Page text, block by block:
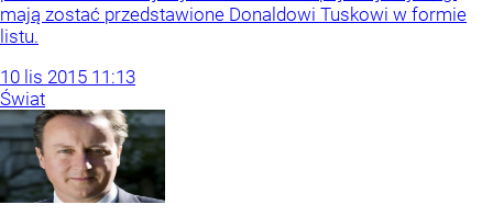
mają zostać przedstawione Donaldowi Tuskowi w formie
listu.
10 lis 2015 11:13
Świat